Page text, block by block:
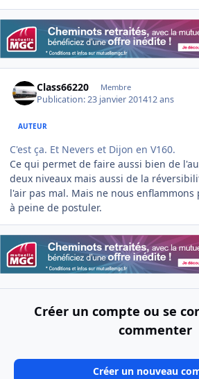
Class66220 Membre
Publication:23 janvier 201412 ans
AUTEUR
C'est ça. Et Nevers et Dijon en V160.
Ce qui permet de faire aussi bien de
deux niveaux mais aussi de la
l'air pas mal. Mais ne nous enflammons
à peine de postuler.
Créer un compte ou se
commenter
Créer un nouveau